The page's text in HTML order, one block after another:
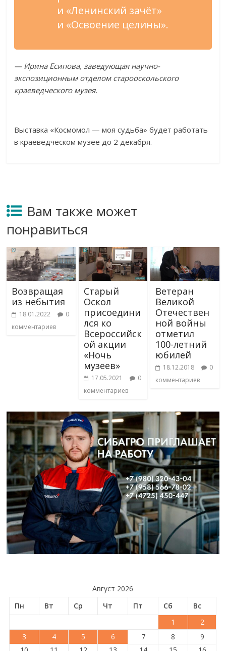
и «Ленинский зачёт»
и «Освоение целины».
— Ирина Есипова, заведующая научно-
экспозиционным отделом старооскольского
краеведческого музея.
Выставка «Космомол — моя судьба» будет работать
в краеведческом музее до 2 декабря.
Вам также может
понравиться
Возвращая
из небытия
18.01.2022
0
комментариев
Старый
Оскол
присоедини
лся ко
Всероссийск
ой акции
«Ночь
музеев»
17.05.2021
0
комментариев
Ветеран
Великой
Отечествен
ной войны
отметил
100-летний
юбилей
18.12.2018
0
комментариев
Август 2026
Пн
Вт Ср Чт Пт Сб
Вс
1
2
3
4 5 6 7 8
9